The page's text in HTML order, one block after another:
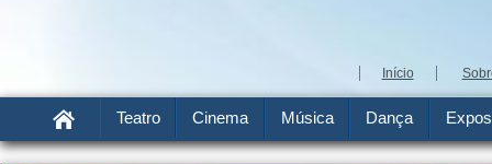
Início
Teatro Cinema Música Dança